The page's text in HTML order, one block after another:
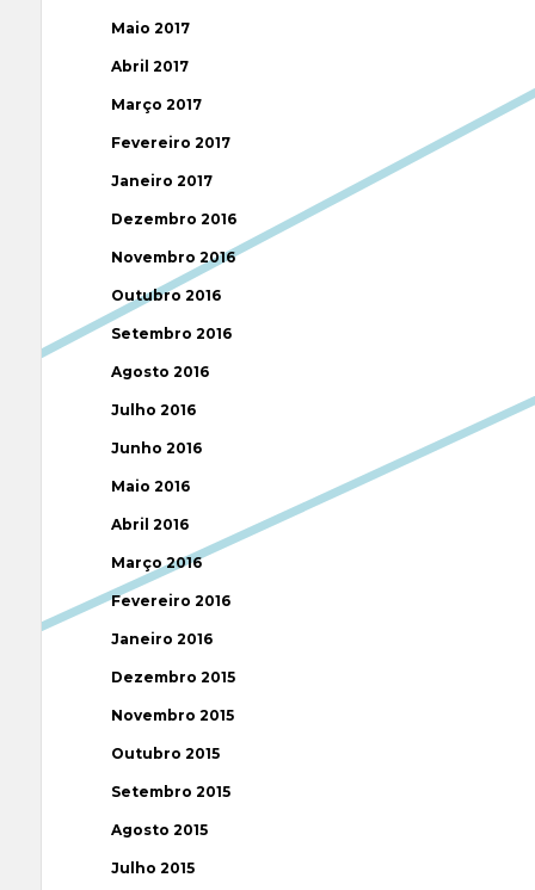
Maio 2017
Abril 2017
Março 2017
Fevereiro 2017
Janeiro 2017
Dezembro 2016
Novembro 2016
Outubro 2016
Setembro 2016
Agosto 2016
Julho 2016
Junho 2016
Maio 2016
Abril 2016
Março 2016
Fevereiro 2016
Janeiro 2016
Dezembro 2015
Novembro 2015
Outubro 2015
Setembro 2015
Agosto 2015
Julho 2015